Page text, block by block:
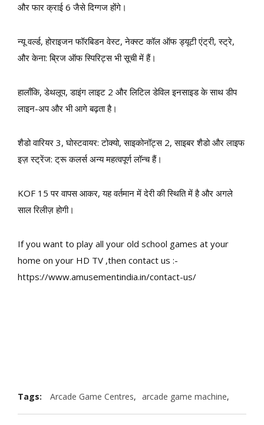
और फार क्राई 6 जैसे दिग्गज होंगे।
न्यू वर्ल्ड, होराइजन फॉरबिडन वेस्ट, नेक्स्ट कॉल ऑफ ड्यूटी एंट्री, स्ट्रे,
और केना: ब्रिज ऑफ स्पिरिट्स भी सूची में हैं।
हालाँकि, डेथलूप, डाइंग लाइट 2 और लिटिल डेविल इनसाइड के साथ डीप
लाइन-अप और भी आगे बढ़ता है।
शैडो वारियर 3, घोस्टवायर: टोक्यो, साइकोनॉट्स 2, साइबर शैडो और लाइफ
इज़ स्ट्रेंज: ट्रू कलर्स अन्य महत्वपूर्ण लॉन्च हैं।
KOF 15 पर वापस आकर, यह वर्तमान में देरी की स्थिति में है और अगले
साल रिलीज़ होगी।
If you want to play all your old school games at your
home on your HD TV ,then contact us :-
https://www.amusementindia.in/contact-us/
Tags: Arcade Game Centres, arcade game machine,